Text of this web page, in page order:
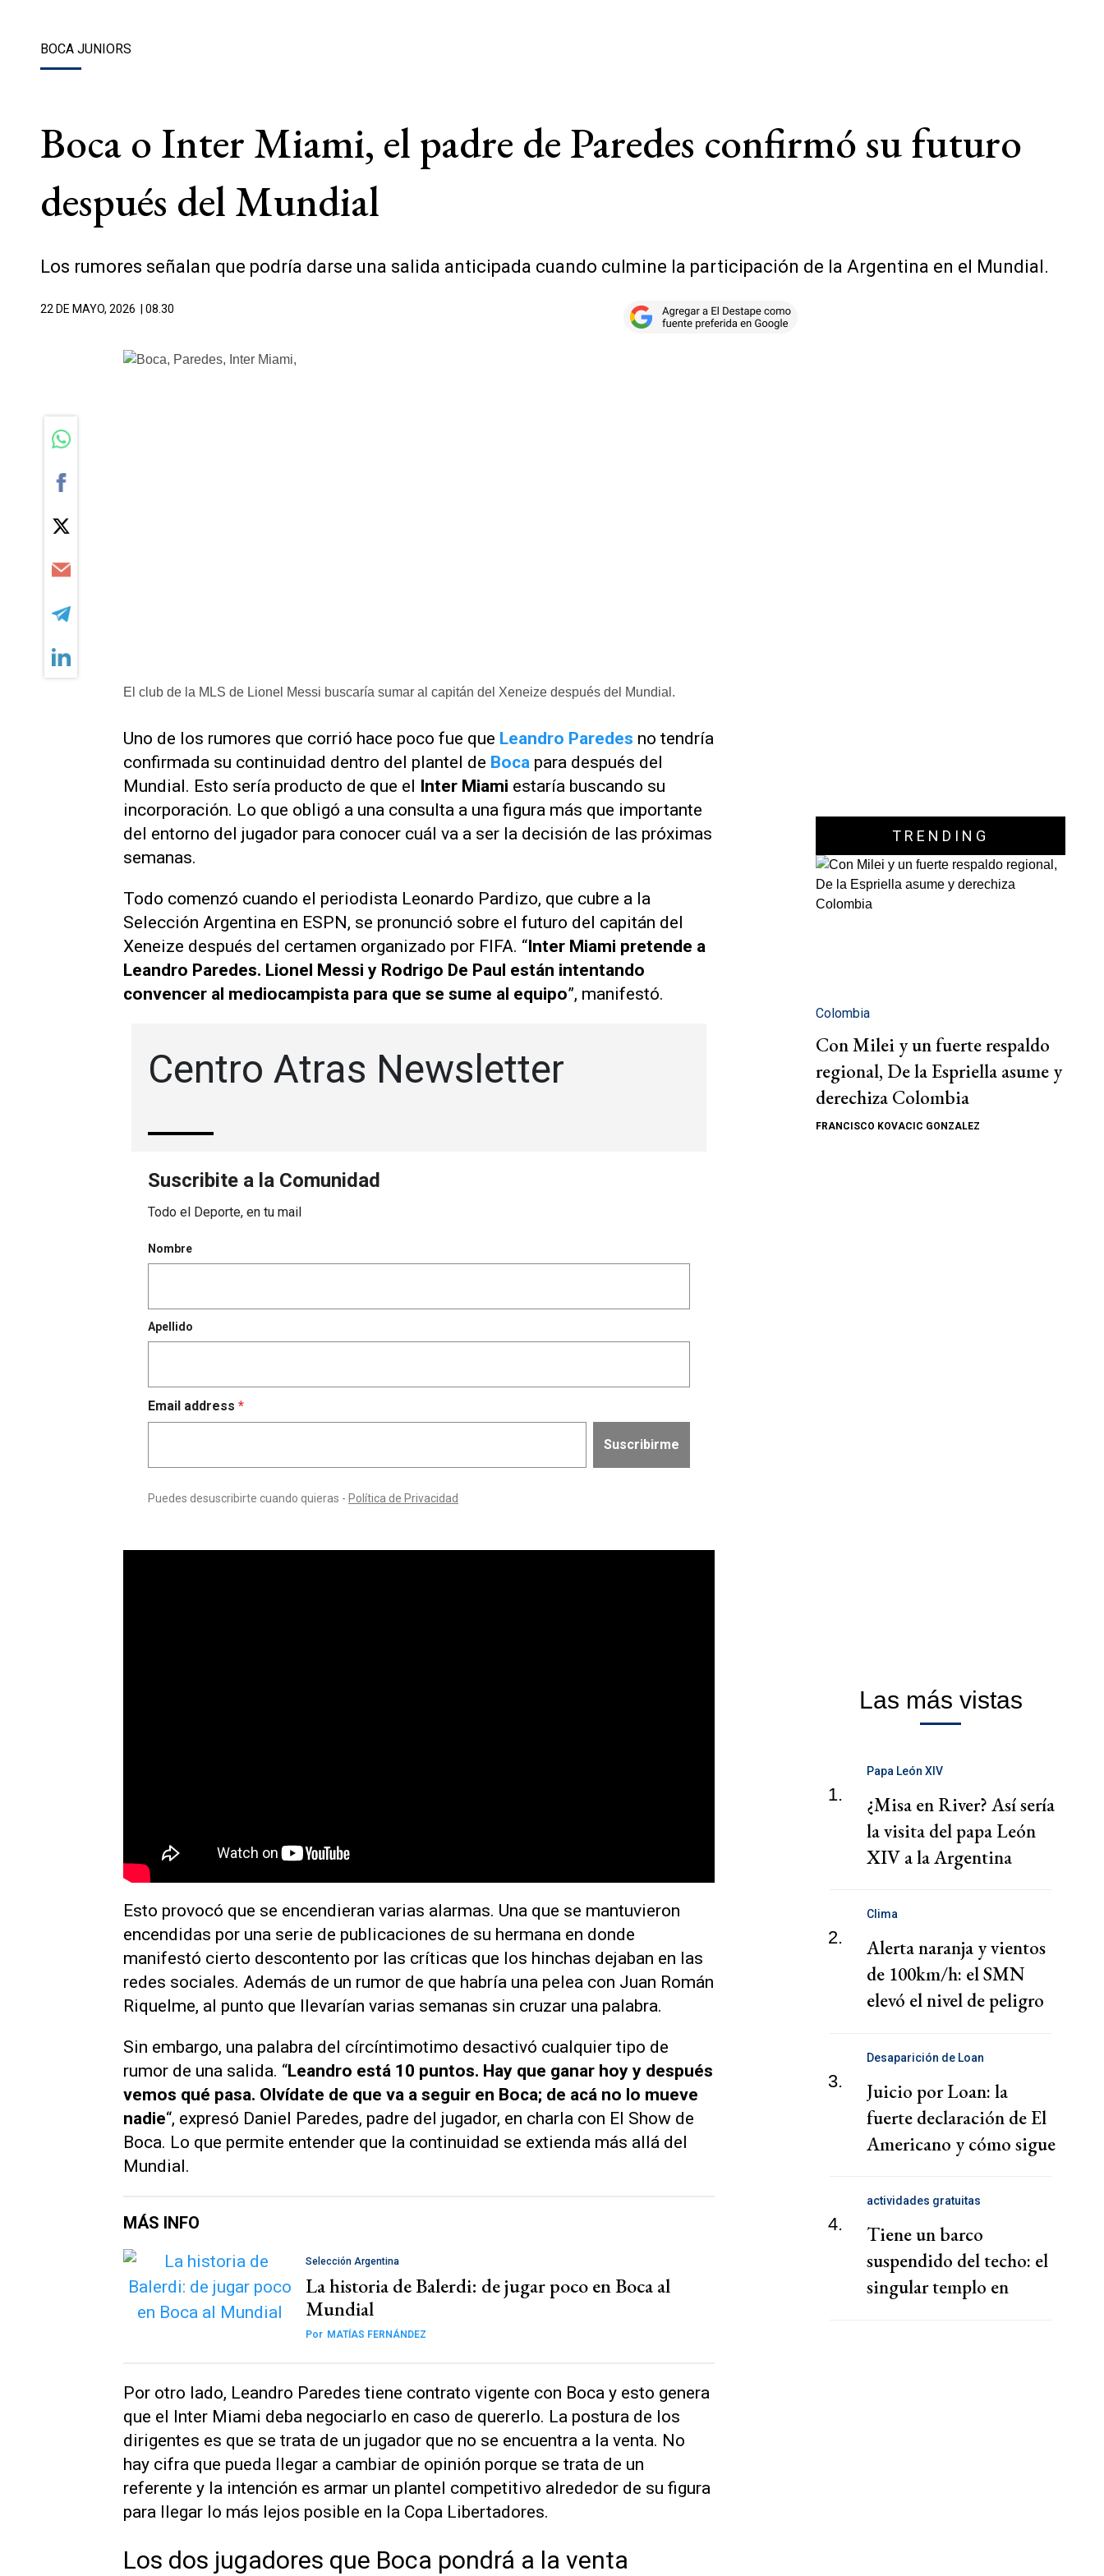
BOCA JUNIORS
Boca o Inter Miami, el padre de Paredes confirmó su futuro
después del Mundial
Los rumores señalan que podría darse una salida anticipada cuando culmine la participación de la Argentina en el Mundial.
22 DE MAYO, 2026 | 08.30
El club de la MLS de Lionel Messi buscaría sumar al capitán del Xeneize después del Mundial.
Uno de los rumores que corrió hace poco fue que Leandro Paredes no tendría
confirmada su continuidad dentro del plantel de Boca para después del
Mundial. Esto sería producto de que el Inter Miami estaría buscando su
incorporación. Lo que obligó a una consulta a una figura más que importante
del entorno del jugador para conocer cuál va a ser la decisión de las próximas
semanas.
Todo comenzó cuando el periodista Leonardo Pardizo, que cubre a la
Selección Argentina en ESPN, se pronunció sobre el futuro del capitán del
Xeneize después del certamen organizado por FIFA. “Inter Miami pretende a
Leandro Paredes. Lionel Messi y Rodrigo De Paul están intentando
convencer al mediocampista para que se sume al equipo”, manifestó.
Esto provocó que se encendieran varias alarmas. Una que se mantuvieron
encendidas por una serie de publicaciones de su hermana en donde
manifestó cierto descontento por las críticas que los hinchas dejaban en las
redes sociales. Además de un rumor de que habría una pelea con Juan Román
Riquelme, al punto que llevarían varias semanas sin cruzar una palabra.
Sin embargo, una palabra del círcíntimotimo desactivó cualquier tipo de
rumor de una salida. “Leandro está 10 puntos. Hay que ganar hoy y después
vemos qué pasa. Olvídate de que va a seguir en Boca; de acá no lo mueve
nadie“, expresó Daniel Paredes, padre del jugador, en charla con El Show de
Boca. Lo que permite entender que la continuidad se extienda más allá del
Mundial.
MÁS INFO
Selección Argentina
La historia de Balerdi: de jugar poco en Boca al
Mundial
Por MATÍAS FERNÁNDEZ
Por otro lado, Leandro Paredes tiene contrato vigente con Boca y esto genera
que el Inter Miami deba negociarlo en caso de quererlo. La postura de los
dirigentes es que se trata de un jugador que no se encuentra a la venta. No
hay cifra que pueda llegar a cambiar de opinión porque se trata de un
referente y la intención es armar un plantel competitivo alrededor de su figura
para llegar lo más lejos posible en la Copa Libertadores.
Los dos jugadores que Boca pondrá a la venta
TRENDING
Colombia
Con Milei y un fuerte respaldo
regional, De la Espriella asume y
derechiza Colombia
FRANCISCO KOVACIC GONZALEZ
Las más vistas
1.
Papa León XIV
¿Misa en River? Así sería
la visita del papa León
XIV a la Argentina
2.
Clima
Alerta naranja y vientos
de 100km/h: el SMN
elevó el nivel de peligro
3.
Desaparición de Loan
Juicio por Loan: la
fuerte declaración de El
Americano y cómo sigue
4.
actividades gratuitas
Tiene un barco
suspendido del techo: el
singular templo en